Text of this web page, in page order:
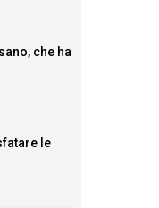
che ha
le